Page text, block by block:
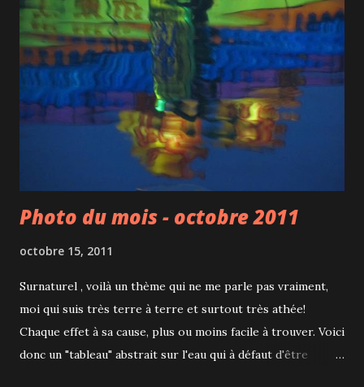
Photo du mois - octobre 2011
octobre 15, 2011
Surnaturel , voilà un thème qui ne me parle pas vraiment,
moi qui suis très terre à terre et surtout très athée!
Chaque effet à sa cause, plus ou moins facile à trouver. Voici
donc un "tableau" abstrait sur l'eau qui à défaut d'être